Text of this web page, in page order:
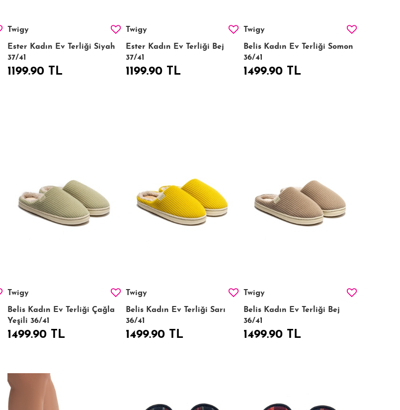
Twigy
Ester Kadın Ev Terliği Siyah
37/41
1199.90 TL
Twigy
Ester Kadın Ev Terliği Bej
37/41
1199.90 TL
Twigy
Belis Kadın Ev Terliği Somon
36/41
1499.90 TL
Twigy
Belis Kadın Ev Terliği Çağla
Yeşili 36/41
1499.90 TL
Twigy
Belis Kadın Ev Terliği Sarı
36/41
1499.90 TL
Twigy
Belis Kadın Ev Terliği Bej
36/41
1499.90 TL